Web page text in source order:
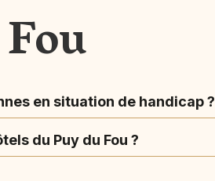
en situation de handicap ?
du Puy du Fou ?